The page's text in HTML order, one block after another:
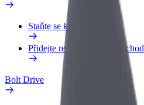
Staňte se kurýrem
Přidejte restauraci nebo obchod
Bolt Drive